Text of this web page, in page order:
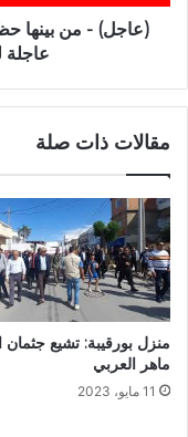
(عاجل) - من بينها
عاجلة
مقالات ذات صلة
منزل بورقيبة: تشيع جثمان
ماهر العربي
11 مايو، 2023